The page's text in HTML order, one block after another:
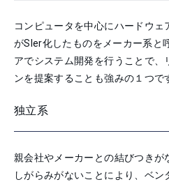
コンピュータを中心にハードウ
がSIer化したものをメーカー系と
アでシステム開発を行うことで、
ンを提案することも強みの１つで
独立系
親会社やメーカーとの結びつきが
しがらみがないことにより、ベ